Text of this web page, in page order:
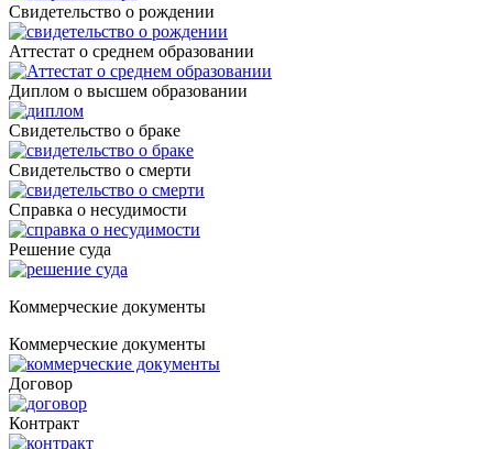
Cвидетельство о рождении
Аттестат о среднем образовании
Диплом о высшем образовании
Свидетельство о браке
Свидетельство о смерти
Справка о несудимости
Решение суда
Коммерческие документы
Коммерческие документы
Договор
Контракт